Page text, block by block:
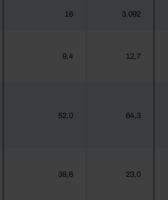
16 3.092
9,4 12,7
52,0 64,3
38,6 23,0